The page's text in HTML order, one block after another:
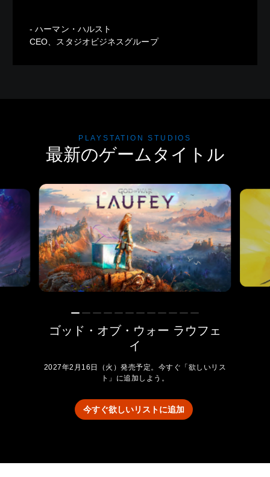
- ハーマン・ハルスト
CEO、スタジオビジネスグループ
PLAYSTATION STUDIOS
最新のゲームタイトル
ゴッド・オブ・ウォー ラウフェ
イ
2027年2月16日（火）発売予定。今すぐ「欲しいリス
ト」に追加しよう。
今すぐ欲しいリストに追加